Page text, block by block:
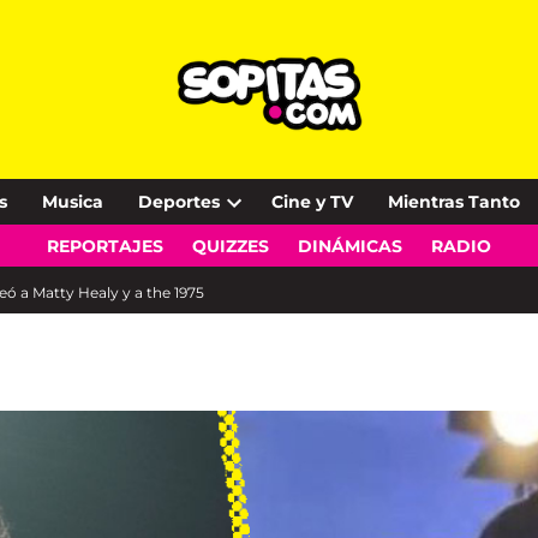
Musica Deportes
Open
dropdown
Cine y TV Mientras Tanto
REPORTAJES QUIZZES DINÁMICAS RADIO
a Matty Healy y a the 1975